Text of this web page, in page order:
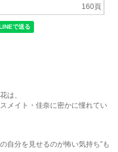
160頁
は、
メイト・佳奈に密かに憧れてい
自分を見せるのが怖い気持ち”も